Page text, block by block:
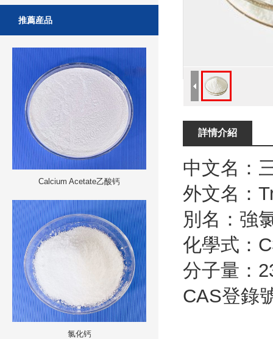
推薦産品
Calcium Acetate乙酸钙
氯化钙
詳情介紹
中文名 ：
外文名 ：
別名 ： 強
化學式 ：
分子量 ：
CAS登錄